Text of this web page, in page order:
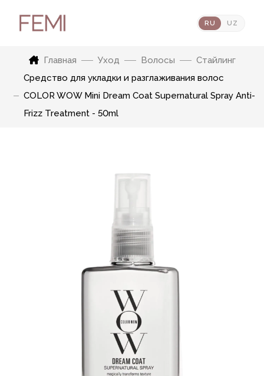
RU UZ
Главная Уход Волосы
Стайлинг
Средство для укладки и разглаживания волос
COLOR WOW Mini Dream Coat Supernatural Spray Anti-
Frizz Treatment - 50ml